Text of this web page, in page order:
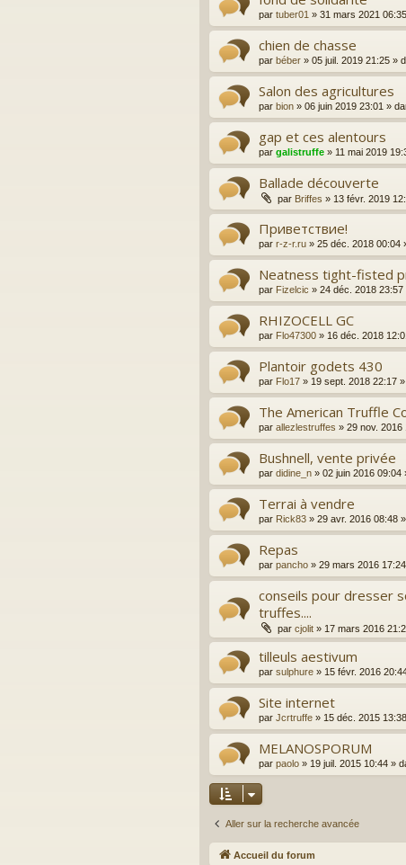
par tuber01 » 31 mars 2021 06:35
chien de chasse
par béber » 05 juil. 2019 21:25 »
Salon des agricultures
par bion » 06 juin 2019 23:01 »
gap et ces alentours
par galistruffe » 11 mai 2019
Ballade découverte
par Briffes » 13 févr. 2019
Приветствие!
par r-z-r.ru » 25 déc. 2018 00:04
Neatness tight-fisted
par Fizelcic » 24 déc. 2018 23:57
RHIZOCELL GC
par Flo47300 » 16 déc. 2018
Plantoir godets 430
par Flo17 » 19 sept. 2018 22:17
The American Truffle
par allezlestruffes » 29 nov. 2016
Bushnell, vente privée
par didine_n » 02 juin 2016 09:04
Terrai à vendre
par Rick83 » 29 avr. 2016 08:48
Repas
par pancho » 29 mars 2016 17:24
conseils pour dresser
truffes....
par cjolit » 17 mars 2016
tilleuls aestivum
par sulphure » 15 févr. 2016
Site internet
par Jcrtruffe » 15 déc. 2015 13:38
MELANOSPORUM
par paolo » 19 juil. 2015 10:44 »
Aller sur la recherche avancée
Accueil du forum